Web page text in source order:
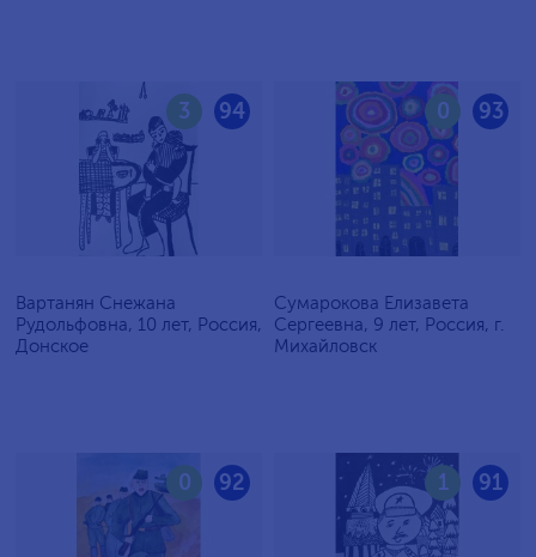
94
3
Вартанян Снежана
Рудольфовна, 10 лет, Россия,
Донское
93
0
Сумарокова Елизавета
Сергеевна, 9 лет, Россия, г.
Михайловск
92
0 91
1